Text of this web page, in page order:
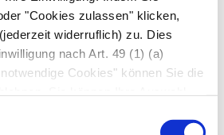
"Cookies zulassen" klicken,
widerruflich) zu. Dies
nach Art. 49 (1) (a)
Cookies" können Sie die
und Reparieren verbaut.
Form vonHarnstoff,
ausgeschieden.
beginnt im Darm, wo die